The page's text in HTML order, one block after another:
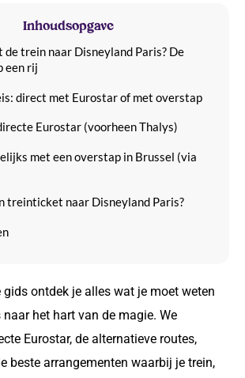
Inhoudsopgave
de trein naar Disneyland Paris? De
een rij
direct met Eurostar of met overstap
Eurostar (voorheen Thalys)
met een overstap in Brussel (via
treinticket naar Disneyland Paris?
adviesgesprek
Disneyland® Paris, persoonlijk
vragen (FAQ)
gids ontdek je alles wat je moet weten
naar het hart van de magie. We
Eurostar, de alternatieve routes,
beste arrangementen waarbij je trein,